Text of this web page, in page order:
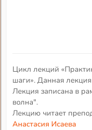
Цикл лекций
шаги». Данная
Лекция записана в
волна".
Лекцию читает
Анастасия Исаева